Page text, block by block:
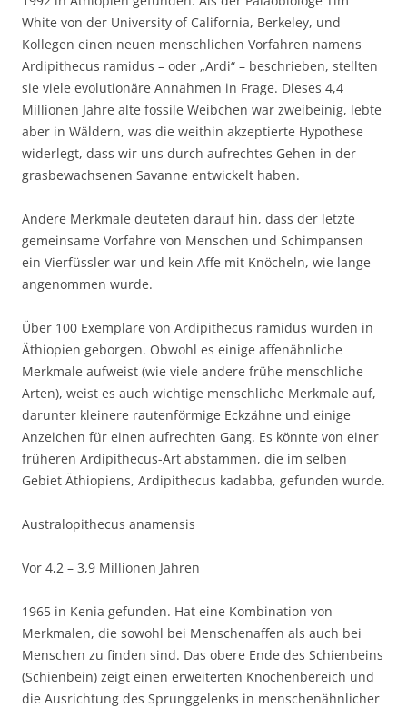
White von der University of California, Berkeley, und
Kollegen einen neuen menschlichen Vorfahren namens
Ardipithecus ramidus – oder „Ardi“ – beschrieben, stellten
sie viele evolutionäre Annahmen in Frage. Dieses 4,4
Millionen Jahre alte fossile Weibchen war zweibeinig, lebte
aber in Wäldern, was die weithin akzeptierte Hypothese
widerlegt, dass wir uns durch aufrechtes Gehen in der
grasbewachsenen Savanne entwickelt haben.
Andere Merkmale deuteten darauf hin, dass der letzte
gemeinsame Vorfahre von Menschen und Schimpansen
ein Vierfüssler war und kein Affe mit Knöcheln, wie lange
angenommen wurde.
Über 100 Exemplare von Ardipithecus ramidus wurden in
Äthiopien geborgen. Obwohl es einige affenähnliche
Merkmale aufweist (wie viele andere frühe menschliche
Arten), weist es auch wichtige menschliche Merkmale auf,
darunter kleinere rautenförmige Eckzähne und einige
Anzeichen für einen aufrechten Gang. Es könnte von einer
früheren Ardipithecus-Art abstammen, die im selben
Gebiet Äthiopiens, Ardipithecus kadabba, gefunden wurde.
Australopithecus anamensis
Vor 4,2 – 3,9 Millionen Jahren
1965 in Kenia gefunden. Hat eine Kombination von
Merkmalen, die sowohl bei Menschenaffen als auch bei
Menschen zu finden sind. Das obere Ende des Schienbeins
(Schienbein) zeigt einen erweiterten Knochenbereich und
die Ausrichtung des Sprunggelenks in menschenähnlicher